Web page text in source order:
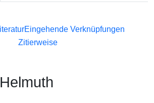
Eingehende Verknüpfungen
Zitierweise